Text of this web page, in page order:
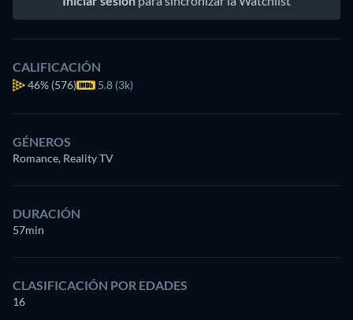
CALIFICACIÓN
46% (576) 5.8 (3k)
GÉNEROS
Romance, Reality TV
DURACIÓN
57min
CLASIFICACIÓN POR EDADES
16